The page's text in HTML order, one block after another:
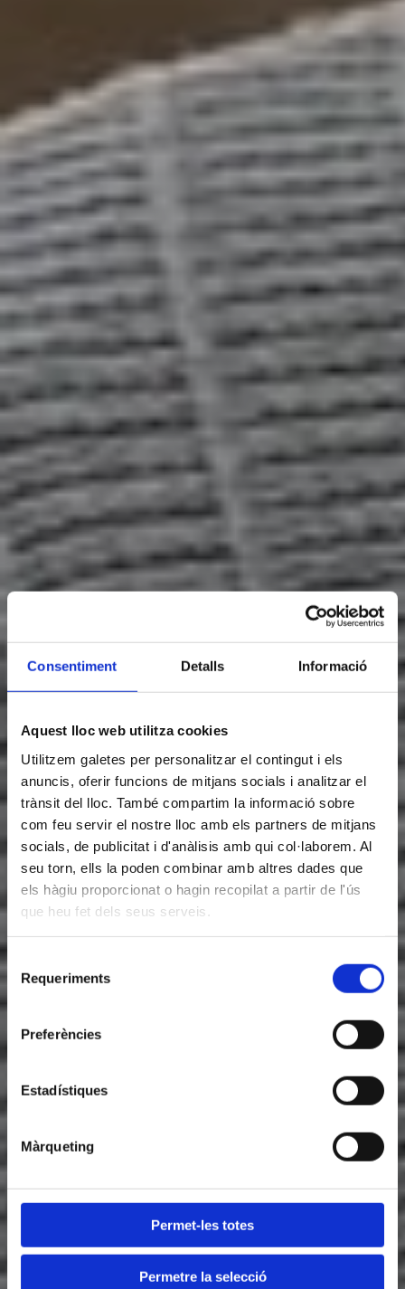
Consentiment Detalls Informació
Aquest lloc web utilitza cookies
Utilitzem galetes per personalitzar el contingut i els
anuncis, oferir funcions de mitjans socials i analitzar el
trànsit del lloc. També compartim la informació sobre
com feu servir el nostre lloc amb els partners de mitjans
socials, de publicitat i d'anàlisis amb qui col·laborem. Al
seu torn, ells la poden combinar amb altres dades que
els hàgiu proporcionat o hagin recopilat a partir de l'ús
que heu fet dels seus serveis.
Selecció
de Requeriments
Preferències
Estadístiques
Màrqueting
Permet-les totes
Permetre la selecció